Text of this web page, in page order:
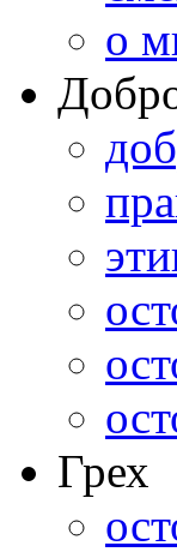
о
Грех